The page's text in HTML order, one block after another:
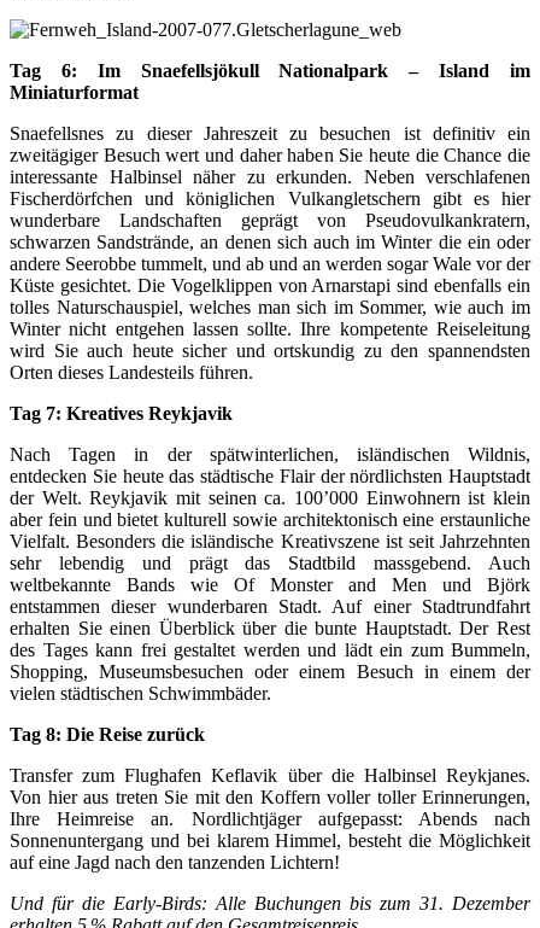
Tag 6: Im Snaefellsjökull Nationalpark – Island im
Miniaturformat
Snaefellsnes zu dieser Jahreszeit zu besuchen ist definitiv ein
zweitägiger Besuch wert und daher haben Sie heute die Chance die
interessante Halbinsel näher zu erkunden. Neben verschlafenen
Fischerdörfchen und königlichen Vulkangletschern gibt es hier
wunderbare Landschaften geprägt von Pseudovulkankratern,
schwarzen Sandstrände, an denen sich auch im Winter die ein oder
andere Seerobbe tummelt, und ab und an werden sogar Wale vor der
Küste gesichtet. Die Vogelklippen von Arnarstapi sind ebenfalls ein
tolles Naturschauspiel, welches man sich im Sommer, wie auch im
Winter nicht entgehen lassen sollte. Ihre kompetente Reiseleitung
wird Sie auch heute sicher und ortskundig zu den spannendsten
Orten dieses Landesteils führen.
Tag 7: Kreatives Reykjavik
Nach Tagen in der spätwinterlichen, isländischen Wildnis,
entdecken Sie heute das städtische Flair der nördlichsten Hauptstadt
der Welt. Reykjavik mit seinen ca. 100’000 Einwohnern ist klein
aber fein und bietet kulturell sowie architektonisch eine erstaunliche
Vielfalt. Besonders die isländische Kreativszene ist seit Jahrzehnten
sehr lebendig und prägt das Stadtbild massgebend. Auch
weltbekannte Bands wie Of Monster and Men und Björk
entstammen dieser wunderbaren Stadt. Auf einer Stadtrundfahrt
erhalten Sie einen Überblick über die bunte Hauptstadt. Der Rest
des Tages kann frei gestaltet werden und lädt ein zum Bummeln,
Shopping, Museumsbesuchen oder einem Besuch in einem der
vielen städtischen Schwimmbäder.
Tag 8: Die Reise zurück
Transfer zum Flughafen Keflavik über die Halbinsel Reykjanes.
Von hier aus treten Sie mit den Koffern voller toller Erinnerungen,
Ihre Heimreise an. Nordlichtjäger aufgepasst: Abends nach
Sonnenuntergang und bei klarem Himmel, besteht die Möglichkeit
auf eine Jagd nach den tanzenden Lichtern!
Und für die Early-Birds: Alle Buchungen bis zum 31. Dezember